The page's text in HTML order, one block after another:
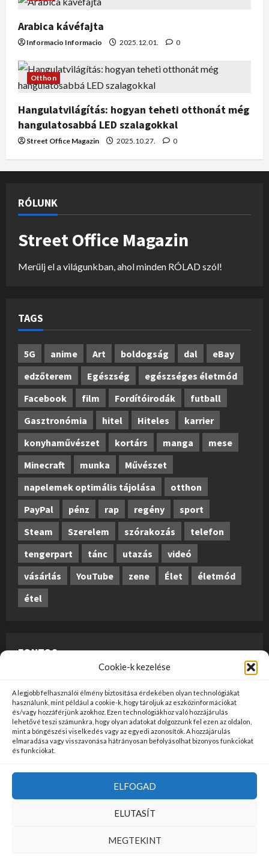
Cookie-k kezelése
A legjobb felhasználói élmény biztosítása érdekében olyan technológiákat
használunk, mint például a cookie-k, hogy tároljuk az eszközinformációkat
és/vagy hozzáférjünk azokhoz. Ezen technológiákhoz való hozzájárulás
lehetővé teszi számunkra, hogy olyan adatokat dolgozzunk fel ezen az oldalon,
mint a böngészési viselkedés vagy az egyedi azonosítók. A hozzájárulás
elmaradása vagy visszavonása hátrányosan befolyásolhat bizonyos funkciókat
és funkciókat.
ELFOGAD
ELUTASÍT
MEGTEKINT
Arabica kávéfajta
Informacio Informacio 2025.12.01. 0
Otthon
Hangulatvilágítás: hogyan teheti otthonát még
hangulatosabbá LED szalagokkal
Street Office Magazin 2025.10.27. 0
RÓLUNK
Street Office Magazin
Merülj el a világunkban, ahol minden RÓLAD szól!
TAGS
5G anime Art boldogság dal
eBay
edzőterem
Egészség
egészséges életmód
Facebook
film Fordítóirodák
futball
Gasztronómia
hitel Hiteles
karrier
konyhaművészet
kortárs manga
mese
Minecraft
munka
Művészet
napelemek optimális tájolása
otthon
PayPal
pénz rap regény
sport
Steam
Szerelem szórakozás
telefon
tengerpart
tánc utazás
videó
vásárlás
YouTube zene Élet
életmód
étel
FONTOS
szerkesztői tartalomnak, előzetes ellenőrzésen
szúrópróba-szerűen esnek át, és az üzemeltető
véleményét nem tükrözik. Ha kifogással szeretne élni
valamely tartalommal kapcsolatban, kérjük jelezze
Felhasználási Feltételek